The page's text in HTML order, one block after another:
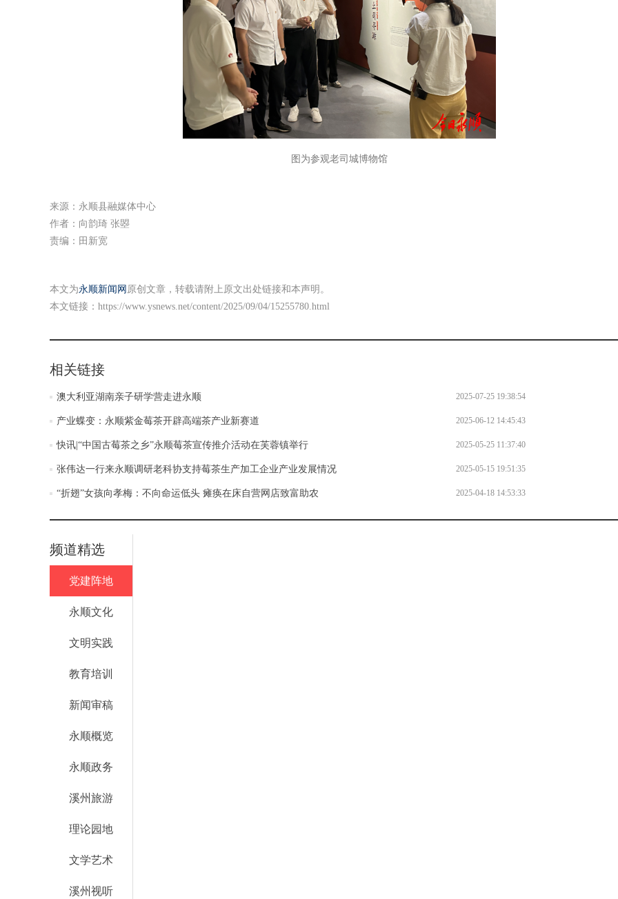
图为参观老司城博物馆
来源：永顺县融媒体中心
作者：向韵琦 张曌
责编：田新宽
本文为永顺新闻网 原创文章，转载请附上原文出处链接和本声明。
本文链接： https://www.ysnews.net/content/2025/09/04/15255780.html
相关链接
澳大利亚湖南亲子研学营走进永顺 2025-07-25 19:38:54
产业蝶变：永顺紫金莓茶开辟高端茶产业新赛道 2025-06-12 14:45:43
快讯|“中国古莓茶之乡”永顺莓茶宣传推介活动在芙蓉镇举行 2025-05-25 11:37:40
张伟达一行来永顺调研老科协支持莓茶生产加工企业产业发展情况 2025-05-15 19:51:35
“折翅”女孩向孝梅：不向命运低头 瘫痪在床自营网店致富助农 2025-04-18 14:53:33
频道精选
党建阵地
永顺文化
文明实践
教育培训
新闻审稿
永顺概览
永顺政务
溪州旅游
理论园地
文学艺术
溪州视听